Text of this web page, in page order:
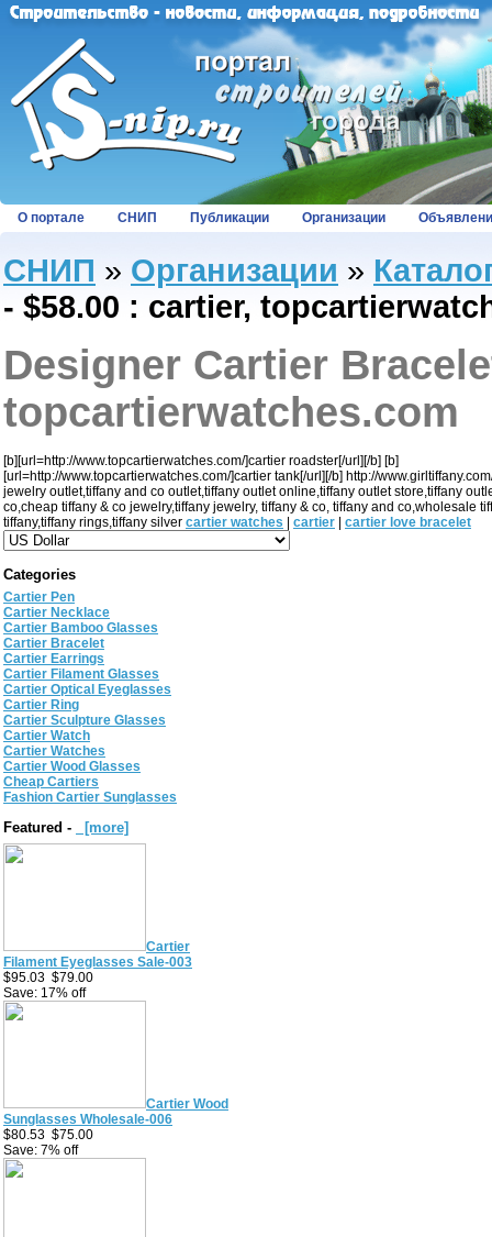
О портале СНИП Публикации Организации
СНИП » Организации »
- $58.00 : cartier,
Designer Cartier
topcartierwatches.com
[b][url=http://www.topcartierwatches.com/]cartier roadster[/url][/b] [b]
[url=http://www.topcartierwatches.com/]cartier tank[/url][/b] http://
jewelry outlet,tiffany and co outlet,tiffany outlet online,tiffany outlet store,tiffany
co,cheap tiffany & co jewelry,tiffany jewelry, tiffany & co, tiffany and co,wholesale
tiffany,tiffany rings,tiffany silver cartier watches cartier cartier love bracelet
Categories
Cartier Pen
Cartier Necklace
Cartier Bamboo Glasses
Cartier Bracelet
Cartier Earrings
Cartier Filament Glasses
Cartier Optical Eyeglasses
Cartier Ring
Cartier Sculpture Glasses
Cartier Watch
Cartier Watches
Cartier Wood Glasses
Cheap Cartiers
Fashion Cartier Sunglasses
Featured - [more]
Cartier
Filament Eyeglasses Sale-003
$95.03 $79.00
Save: 17% off
Cartier Wood
Sunglasses Wholesale-006
$80.53 $75.00
Save: 7% off